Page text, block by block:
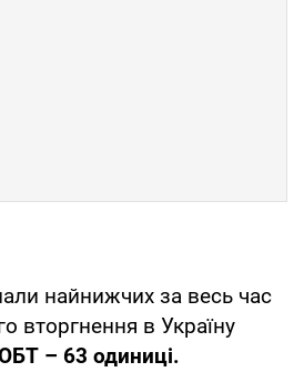
найнижчих за весь час
вторгнення в Україну
ОБТ – 63 одиниці.